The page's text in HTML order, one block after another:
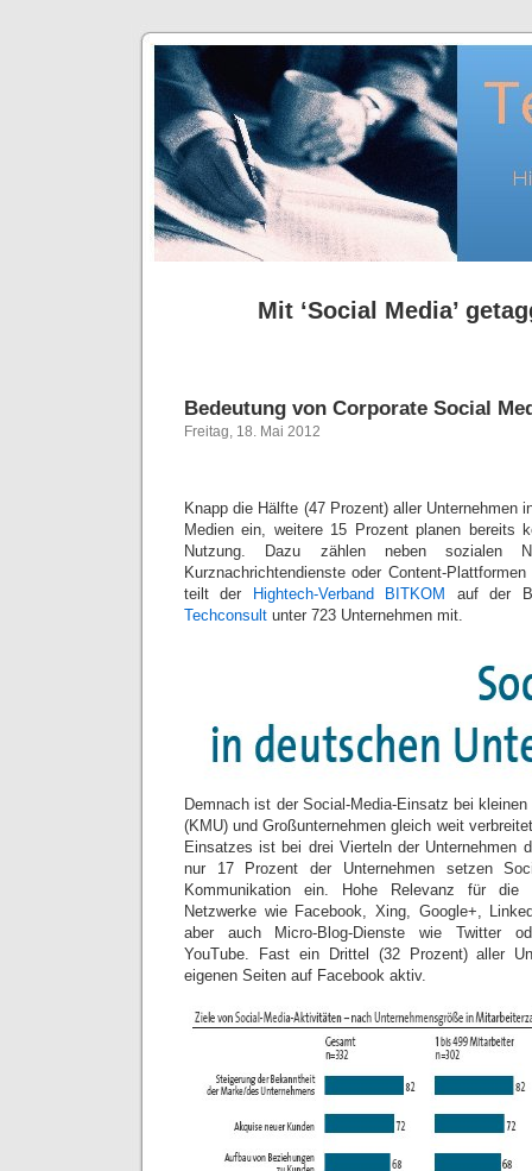
Mit ‘Social Media’
Bedeutung von Corporate Social
Freitag, 18. Mai 2012
Knapp die Hälfte (47 Prozent) aller Unternehmen
Medien ein, weitere 15 Prozent planen bereits
Nutzung. Dazu zählen neben sozialen
Kurznachrichtendienste oder Content-
teilt der
Hightech-Verband BITKOM
auf der
Techconsult unter 723 Unternehmen mit.
Demnach ist der Social-Media-Einsatz bei
(KMU) und Großunternehmen gleich weit
Einsatzes ist bei drei Vierteln der Unternehmen
nur 17 Prozent der Unternehmen setzen
Kommunikation ein. Hohe Relevanz für die
Netzwerke wie Facebook, Xing, Google+,
aber auch Micro-Blog-Dienste wie Twitter
YouTube. Fast ein Drittel (32 Prozent) aller
eigenen Seiten auf Facebook aktiv.